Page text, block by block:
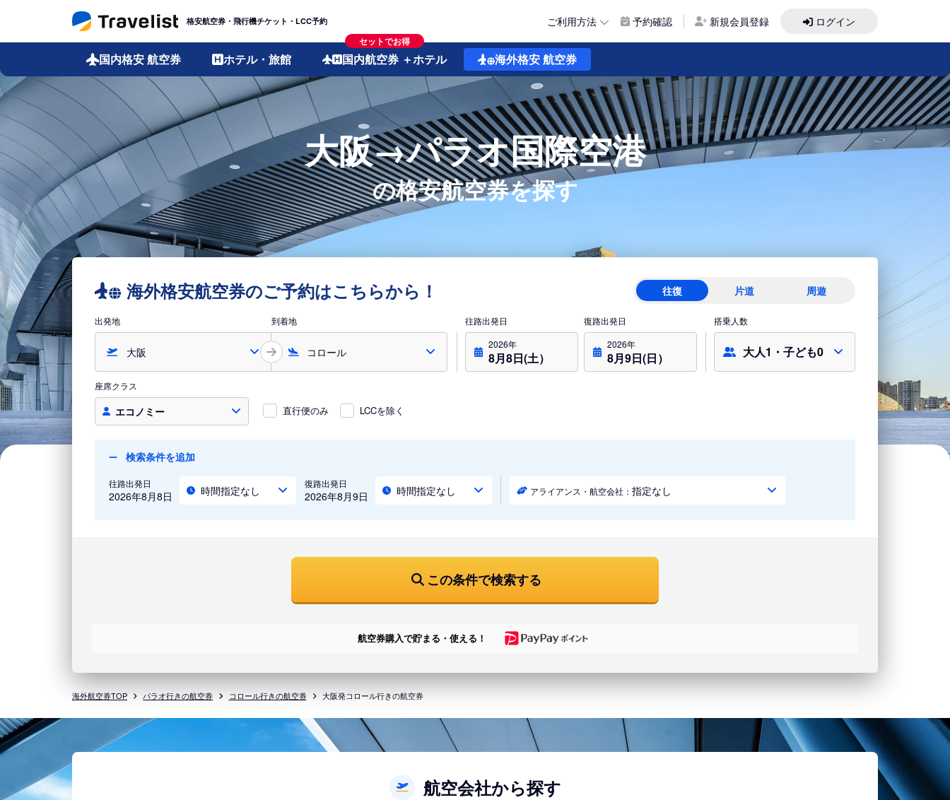
格安航空券・飛行機チケット・LCC予約 ご利用方法 予約確認 新規会員登録 ログイン
国内格安航空券 ホテル・旅館
セットでお得
国内航空券 ＋ホテル 海外格安航空券
大阪→パラオ国際空港
の格安航空券を探す
海外格安航空券のご予約はこちらから！ 往復 片道 周遊
出発地 到着地
往路出発日
2026年
8月8日(土）
復路出発日
2026年
8月9日(日）
搭乗人数
大人1・子ども0
座席クラス
エコノミー 直行便のみ LCCを除く
検索条件を追加
往路出発日
2026年8月8日 時間指定なし
復路出発日
2026年8月9日 時間指定なし アライアンス・航空会社： 指定なし
この条件で検索する
航空券購入で貯まる・使える！
海外航空券TOP パラオ行きの航空券 コロール行きの航空券 大阪発コロール行きの航空券
航空会社から探す